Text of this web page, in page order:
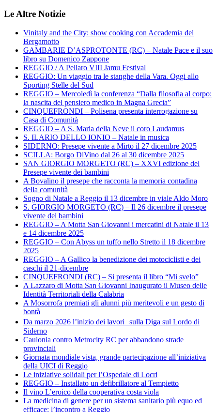
Le Altre Notizie
Vinitaly and the City: show cooking con Accademia del
Bergamotto
GAMBARIE D’ASPROTONTE (RC) – Natale Pace e il suo
libro su Domenico Zappone
REGGIO / A Pellaro VIII Jamu Festival
REGGIO: Un viaggio tra le stanghe della Vara. Oggi allo
Sporting Stelle del Sud
REGGIO – Mercoledì la conferenza “Dalla filosofia al corpo:
la nascita del pensiero medico in Magna Grecia”
CINQUEFRONDI – Polisena presenta interrogazione su
Casa di Comunità
REGGIO – A S. Maria della Neve il coro Laudamus
S. ILARIO DELLO IONIO – Natale in musica
SIDERNO: Presepe vivente a Mirto il 27 dicembre 2025
SCILLA: Borgo DiVino dal 26 al 30 dicembre 2025
SAN GIORGIO MORGETO (RC) – XXVI edizione del
Presepe vivente dei bambini
A Bovalino il presepe che racconta la memoria contadina
della comunità
Sogno di Natale a Reggio il 13 dicembre in viale Aldo Moro
S. GIORGIO MORGETO (RC) – Il 26 dicembre il presepe
vivente dei bambini
REGGIO – A Motta San Giovanni i mercatini di Natale il 13
e 14 dicembre 2025
REGGIO – Con Abyss un tuffo nello Stretto il 18 dicembre
2025
REGGIO – A Gallico la benedizione dei motociclisti e dei
caschi il 21-dicembre
CINQUEFRONDI (RC) – Si presenta il libro “Mi svelo”
A Lazzaro di Motta San Giovanni Inaugurato il Museo delle
Identità Territoriali della Calabria
A Mosorrofa premiati gli alunni più meritevoli e un gesto di
bontà
Da marzo 2026 l’inizio dei lavori sulla Diga sul Lordo di
Siderno
Caulonia contro Metrocity RC per abbandono strade
provinciali
Giornata mondiale vista, grande partecipazione all’iniziativa
della UICI di Reggio
Le iniziative solidali per l’Ospedale di Locri
REGGIO – Installato un defibrillatore al Tempietto
Il vino L’eroico della cooperativa costa viola
La medicina di genere per un sistema sanitario più equo ed
efficace: l’incontro a Reggio